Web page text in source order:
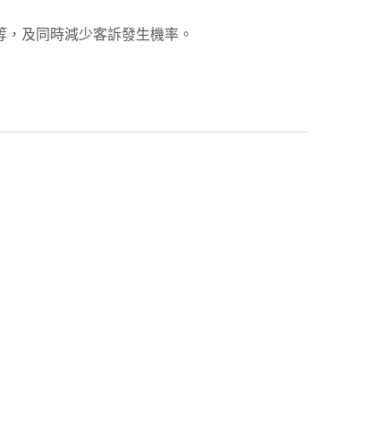
及同時減少客訴發生機率。